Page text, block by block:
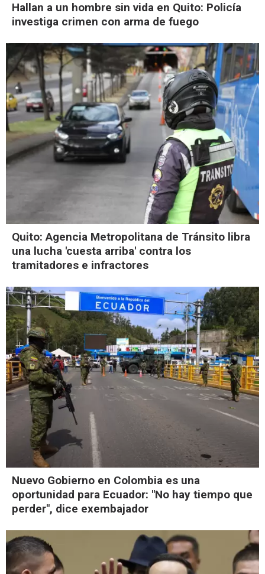
Hallan a un hombre sin vida en Quito: Policía
investiga crimen con arma de fuego
Quito: Agencia Metropolitana de Tránsito libra
una lucha 'cuesta arriba' contra los
tramitadores e infractores
Nuevo Gobierno en Colombia es una
oportunidad para Ecuador: "No hay tiempo que
perder", dice exembajador